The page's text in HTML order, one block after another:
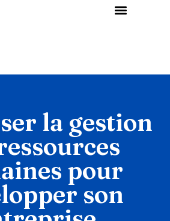
la gestion
pour
son